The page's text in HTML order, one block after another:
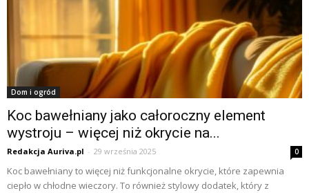
Dom i ogród
Koc bawełniany jako całoroczny element
wystroju – więcej niż okrycie na...
Redakcja Auriva.pl - 29 września 2025 0
Koc bawełniany to więcej niż funkcjonalne okrycie, które zapewnia
ciepło w chłodne wieczory. To również stylowy dodatek, który z